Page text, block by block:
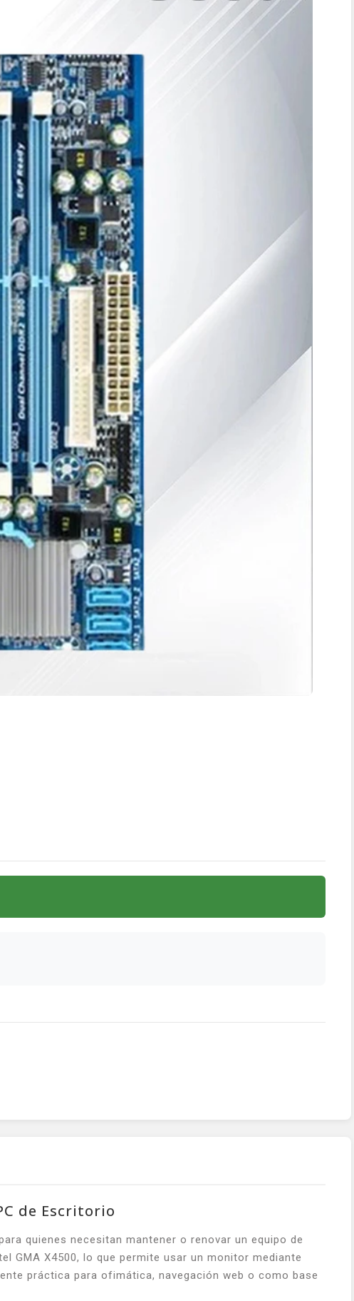
de Escritorio
quienes necesitan mantener o renovar un equipo de
GMA X4500, lo que permite usar un monitor mediante
práctica para ofimática, navegación web o como base